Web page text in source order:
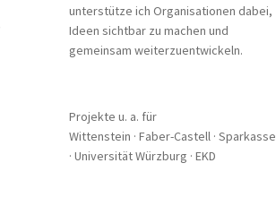
unterstütze ich Organisationen dabei,
Ideen sichtbar zu machen und
gemeinsam weiterzuentwickeln.
Projekte u. a. für
Wittenstein · Faber-Castell · Sparkasse
· Universität Würzburg · EKD